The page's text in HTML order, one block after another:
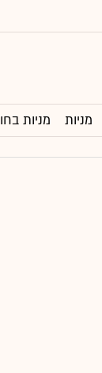
מניות מניות